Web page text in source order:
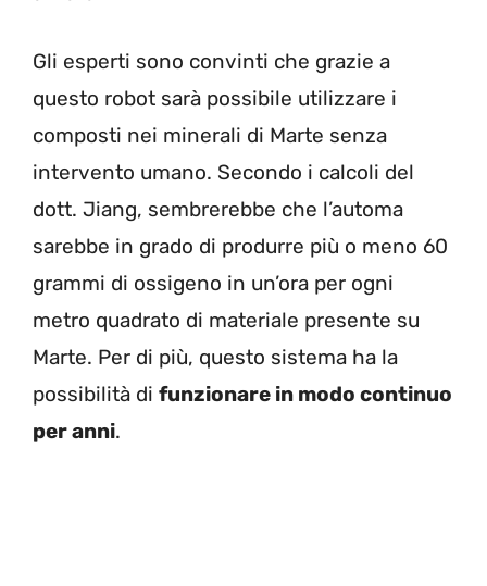
Gli esperti sono convinti che grazie a
questo robot sarà possibile utilizzare i
composti nei minerali di Marte senza
intervento umano. Secondo i calcoli del
dott. Jiang, sembrerebbe che l’automa
sarebbe in grado di produrre più o meno 60
grammi di ossigeno in un’ora per ogni
metro quadrato di materiale presente su
Marte. Per di più, questo sistema ha la
possibilità di funzionare in modo continuo
per anni.